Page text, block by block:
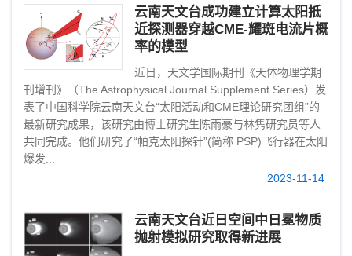
云南天文台成功建立计算太阳抵
近探测器穿越CME-耀斑电流片概
率的模型
近日，天文学国际期刊《天体物理学期
刊增刊》（The Astrophysical Journal Supplement Series）发
表了中国科学院云南天文台“太阳活动和CME理论研究团组”的
最新研究成果，该研究由博士研究生陈雨豪与林隽研究员等人
共同完成。他们研究了“帕克太阳探针”(简称 PSP)飞行器在太阳
爆发...
2023-11-14
云南天文台近日空间中日冕物质
抛射模拟研究取得新进展